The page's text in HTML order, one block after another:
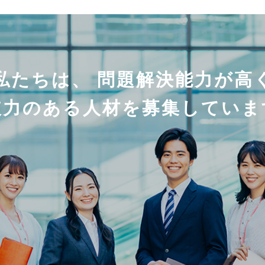
たちは、 問題解決能力が高
のある人材を募集してい